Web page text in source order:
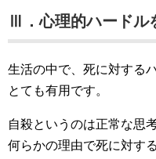
Ⅲ．心理的ハードル
生活の中で、死に対する
とても有用です。
自殺というのは正常な思
何らかの理由で死に対す